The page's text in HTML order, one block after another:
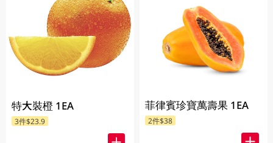
特大裝橙 1EA
3件$23.9
菲律賓珍寶萬壽果 1EA
2件$38